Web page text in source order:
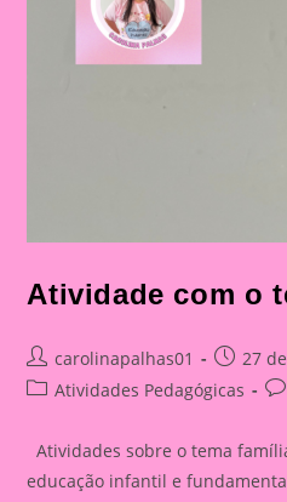
Atividade com o
Post
author:
carolinapalhas01
Post27
PostAtividades Pedagógicas
Atividades sobre o tema
educação infantil e